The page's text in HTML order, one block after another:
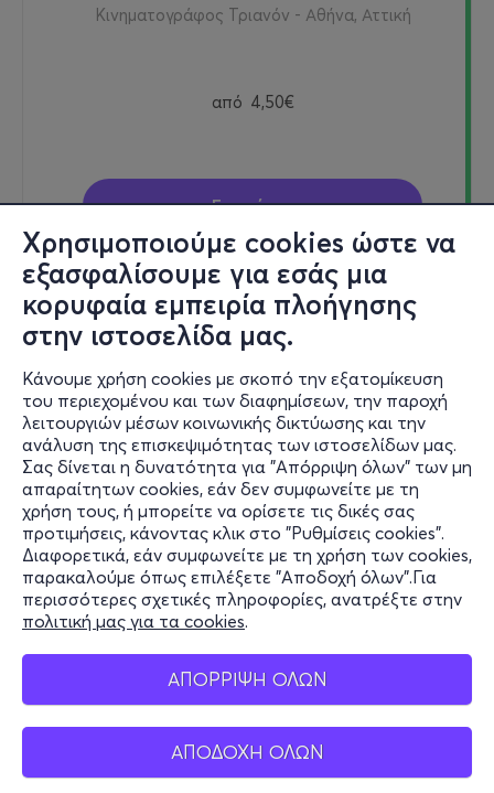
Χρησιμοποιούμε cookies ώστε να
εξασφαλίσουμε για εσάς μια
κορυφαία εμπειρία πλοήγησης
στην ιστοσελίδα μας.
Κάνουμε χρήση cookies με σκοπό την εξατομίκευση
του περιεχομένου και των διαφημίσεων, την παροχή
λειτουργιών μέσων κοινωνικής δικτύωσης και την
ανάλυση της επισκεψιμότητας των ιστοσελίδων μας.
Σας δίνεται η δυνατότητα για "Απόρριψη όλων" των μη
απαραίτητων cookies, εάν δεν συμφωνείτε με τη
χρήση τους, ή μπορείτε να ορίσετε τις δικές σας
προτιμήσεις, κάνοντας κλικ στο "Ρυθμίσεις cookies".
Διαφορετικά, εάν συμφωνείτε με τη χρήση των cookies,
παρακαλούμε όπως επιλέξετε "Αποδοχή όλων".Για
περισσότερες σχετικές πληροφορίες, ανατρέξτε στην
πολιτική μας για τα cookies.
ΑΠΟΡΡΙΨΗ ΟΛΩΝ
ΑΠΟΔΟΧΗ ΟΛΩΝ
Κινηματογράφος Τριανόν - Αθήνα, Αττική
από 4,50€
Εισιτήρια
Τετ, 12/8
20:45
Οδύσσεια
Κοδριγκτώνος 21, 10434
Κινηματογράφος Τριανόν - Αθήνα, Αττική
7,50€
Εισιτήρια